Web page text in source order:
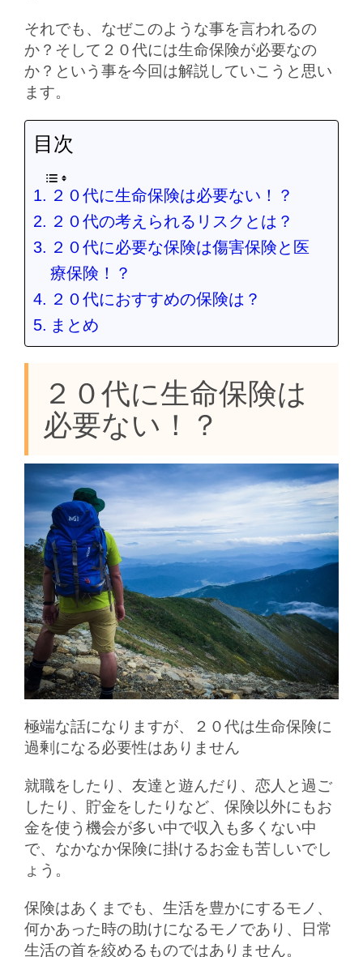
それでも、なぜこのような事を言われるの
か？そして２０代には生命保険が必要なの
か？という事を今回は解説していこうと思い
ます。
目次
２０代に生命保険は必要ない！？
２０代の考えられるリスクとは？
２０代に必要な保険は傷害保険と医
療保険！？
２０代におすすめの保険は？
まとめ
２０代に生命保険は
必要ない！？
極端な話になりますが、２０代は生命保険に
過剰になる必要性はありません
就職をしたり、友達と遊んだり、恋人と過ご
したり、貯金をしたりなど、保険以外にもお
金を使う機会が多い中で収入も多くない中
で、なかなか保険に掛けるお金も苦しいでし
ょう。
保険はあくまでも、生活を豊かにするモノ、
何かあった時の助けになるモノであり、日常
生活の首を絞めるものではありません。